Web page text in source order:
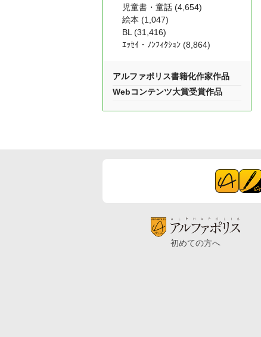
児童書・童話 (4,654)
絵本 (1,047)
BL (31,416)
ｴｯｾｲ・ﾉﾝﾌｨｸｼｮﾝ (8,864)
アルファポリス書籍化作家作品
Webコンテンツ大賞受賞作品
初めての方へ